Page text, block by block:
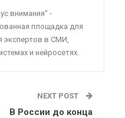
внимания" -
площадка для
экспертов в СМИ,
и нейросетях.
NEXT POST
В России до конца